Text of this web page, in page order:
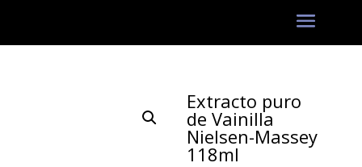
Extracto puro
de Vainilla
Nielsen-Massey
118ml